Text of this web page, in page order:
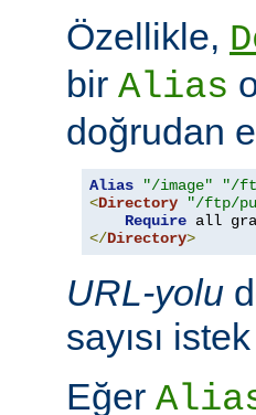
Özellikle,
bir Alias
doğrudan
Alias "/image"
"/
<Directory "/ftp/
Require
</Directory>
URL-yolu
sayısı
Eğer